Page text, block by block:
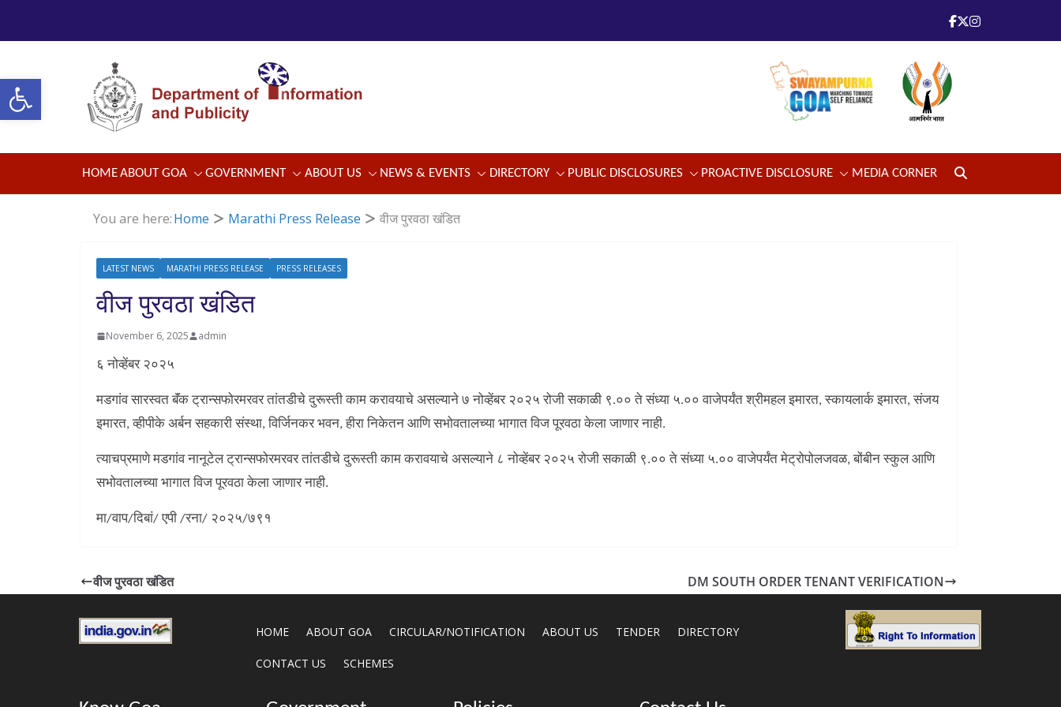
Open toolbar
HOMEABOUT GOA GOVERNMENT ABOUT US NEWS & EVENTS DIRECTORY PUBLIC DISCLOSURES PROACTIVE DISCLOSURE MEDIA CORNER
You are here:Home Marathi Press Release वीज पुरवठा खंडित
LATEST NEWS MARATHI PRESS RELEASE PRESS RELEASES
वीज पुरवठा खंडित
November 6, 2025 admin
६ नोव्हेंबर २०२५
मडगांव सारस्वत बॅंक ट्रान्सफोरमरवर तांतडीचे दुरूस्ती काम करावयाचे असल्याने ७ नोव्हेंबर २०२५ रोजी सकाळी ९.०० ते संध्या ५.०० वाजेपर्यंत श्रीमहल इमारत, स्कायलार्क इमारत, संजय
इमारत, व्हीपीके अर्बन सहकारी संस्था, विर्जिनकर भवन, हीरा निकेतन आणि सभोवतालच्या भागात विज पूरवठा केला जाणार नाही.
त्याचप्रमाणे मडगांव नानूटेल ट्रान्सफोरमरवर तांतडीचे दुरूस्ती काम करावयाचे असल्याने ८ नोव्हेंबर २०२५ रोजी सकाळी ९.०० ते संध्या ५.०० वाजेपर्यंत मेट्रोपोलजवळ, बोंबीन स्कुल आणि
सभोवतालच्या भागात विज पूरवठा केला जाणार नाही.
मा/वाप/दिबां/ एपी /रना/ २०२५/७९१
वीज पुरवठा खंडित DM SOUTH ORDER TENANT VERIFICATION
HOME ABOUT GOA CIRCULAR/NOTIFICATION ABOUT US TENDER DIRECTORY
CONTACT US SCHEMES